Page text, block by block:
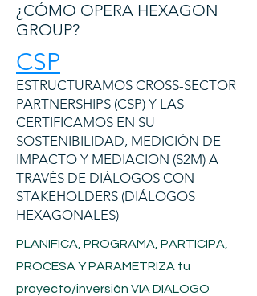
¿CÓMO OPERA HEXAGON
GROUP?
CSP
ESTRUCTURAMOS CROSS-SECTOR
PARTNERSHIPS (CSP) Y LAS
CERTIFICAMOS EN SU
SOSTENIBILIDAD, MEDICIÓN DE
IMPACTO Y MEDIACION (S2M) A
TRAVÉS DE DIÁLOGOS CON
STAKEHOLDERS (DIÁLOGOS
HEXAGONALES)
PLANIFICA, PROGRAMA, PARTICIPA,
PROCESA Y PARAMETRIZA tu
proyecto/inversión VIA DIALOGO